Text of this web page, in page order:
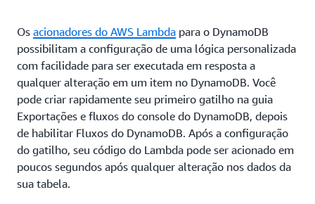
Os acionadores do AWS Lambda para o DynamoDB
possibilitam a configuração de uma lógica personalizada
com facilidade para ser executada em resposta a
qualquer alteração em um item no DynamoDB. Você
pode criar rapidamente seu primeiro gatilho na guia
Exportações e fluxos do console do DynamoDB, depois
de habilitar Fluxos do DynamoDB. Após a configuração
do gatilho, seu código do Lambda pode ser acionado em
poucos segundos após qualquer alteração nos dados da
sua tabela.